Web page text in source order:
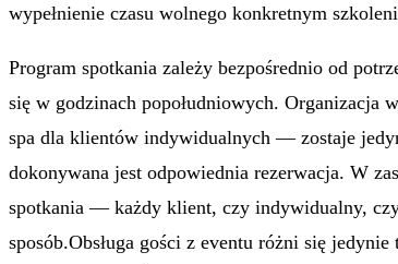
wypełnienie czasu wolnego konkretnym
Program spotkania zależy bezpośrednio od
się w godzinach popołudniowych. Organizacja
spa dla klientów indywidualnych — zostaje
dokonywana jest odpowiednia rezerwacja. W
spotkania — każdy klient, czy indywidualny,
sposób.Obsługa gości z eventu różni się